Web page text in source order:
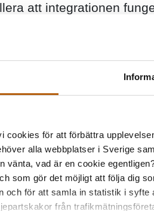
cookies för att förbättra
alla webbplatser i Sverige
vänta, vad är en cookie
som gör det möjligt att följa dig
och för att samla in statistik i
från
att integrationen
uppger att ingen teknisk
visas i orderflödet
går igenom som de ska
du teknisk